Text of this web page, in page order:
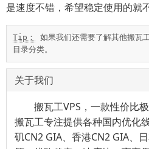
是速度不错，希望稳定使用的就
Tip： 如果我们还需要了解其他搬瓦
目录分类。
关于我们
搬瓦工VPS，一款性价比极
搬瓦工专注提供各种国内优化
矶CN2 GIA、香港CN2 GIA、